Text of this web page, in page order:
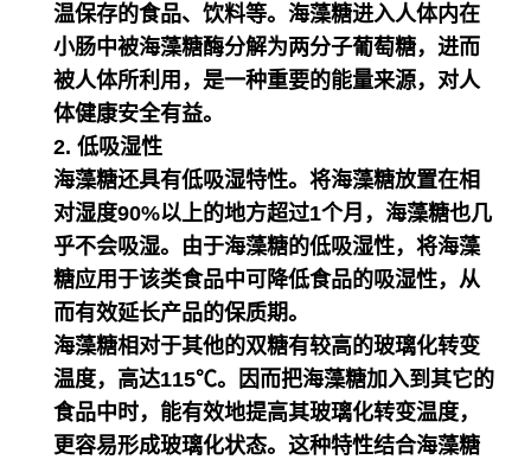
温保存的食品、饮料等。海藻糖进入人体内在
小肠中被海藻糖酶分解为两分子葡萄糖，进而
被人体所利用，是一种重要的能量来源，对人
体健康安全有益。
2. 低吸湿性
海藻糖还具有低吸湿特性。将海藻糖放置在相
对湿度90%以上的地方超过1个月，海藻糖也几
乎不会吸湿。由于海藻糖的低吸湿性，将海藻
糖应用于该类食品中可降低食品的吸湿性，从
而有效延长产品的保质期。
海藻糖相对于其他的双糖有较高的玻璃化转变
温度，高达115℃。因而把海藻糖加入到其它的
食品中时，能有效地提高其玻璃化转变温度，
更容易形成玻璃化状态。这种特性结合海藻糖